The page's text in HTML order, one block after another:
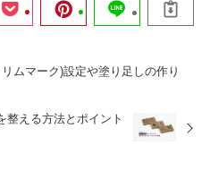
ムマーク)設定や塗り足しの作り
整える方法とポイント